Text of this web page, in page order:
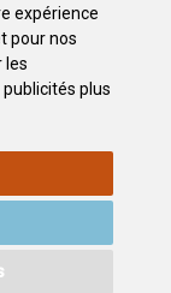
expérience
pour nos
les
plus